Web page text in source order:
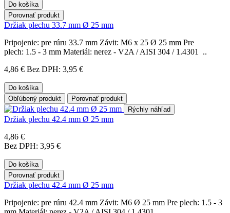
Do košíka
Porovnať produkt
Držiak plechu 33.7 mm Ø 25 mm
Pripojenie: pre rúru 33.7 mm Závit: M6 x 25 Ø 25 mm Pre
plech: 1.5 - 3 mm Materiál: nerez - V2A / AISI 304 / 1.4301 ..
4,86 € Bez DPH: 3,95 €
Do košíka
Obľúbený produkt
Porovnať produkt
Rýchly náhľad
Držiak plechu 42.4 mm Ø 25 mm
4,86 €
Bez DPH: 3,95 €
Do košíka
Porovnať produkt
Držiak plechu 42.4 mm Ø 25 mm
Pripojenie: pre rúru 42.4 mm Závit: M6 Ø 25 mm Pre plech: 1.5 - 3